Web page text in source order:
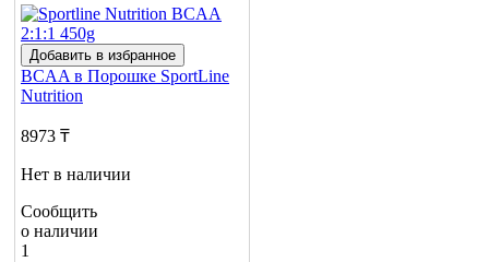
Добавить в избранное
BCAA в Порошке SportLine
Nutrition
8973 ₸
Нет в наличии
Сообщить
о наличии
1